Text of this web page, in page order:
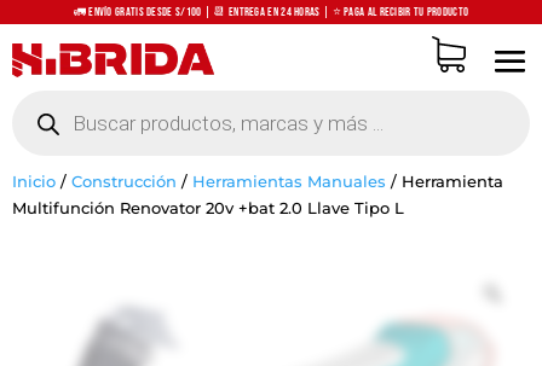
🚛 Envío Gratis desde S/100 | 📆 Entrega en 24 horas | ⭐ Paga al recibir tu producto
productos
Inicio / Construcción / Herramientas Manuales / Herramienta
Multifunción Renovator 20v +bat 2.0 Llave Tipo L